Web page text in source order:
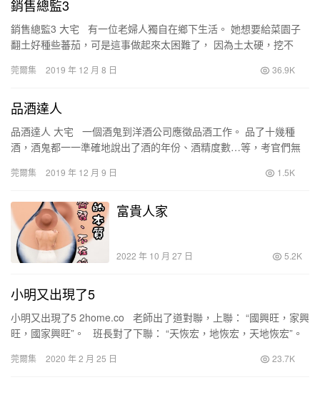
銷售總監3
銷售總監3 大宅 有一位老婦人獨自在鄉下生活。 她想要給菜園子
翻土好種些蕃茄，可是這事做起來太困難了， 因為土太硬，挖不
莞爾集 2019 年 12 月 8 日 36.9K
品酒達人
品酒達人 大宅 一個酒鬼到洋酒公司應徵品酒工作。 品了十幾種
酒，酒鬼都一一準確地說出了酒的年份、酒精度數…等，考官們無
莞爾集 2019 年 12 月 9 日 1.5K
富貴人家
2022 年 10 月 27 日 5.2K
小明又出現了5
小明又出現了5 2home.co 老師出了道對聯，上聯： “國興旺，家興
旺，國家興旺”。 班長對了下聯： “天恢宏，地恢宏，天地恢宏”。
莞爾集 2020 年 2 月 25 日 23.7K